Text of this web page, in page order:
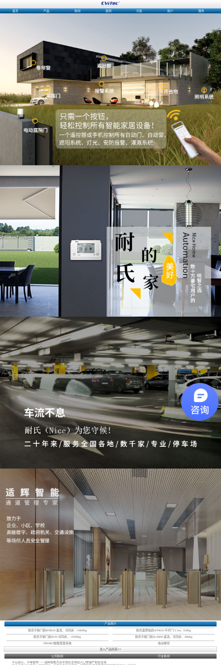
首页 产品 新闻 案例 方案 简介 服务
产品展示
耐氏平移门机ROBUS-直流，可同步, <1000Kg 耐氏直臂电机WINGO-平开门-3.5m, 550Kg
耐氏平移门机RUN-可同步，<2500Kg 耐氏平移门机SLH400-直流，可同步，400Kg
FIBARO智能家居系统
电动卷帘
进入产品频道>>
公司新闻
行业新闻
不忘初心，不辱使命——适辉智能为百年党庆主场出入口管理严把安全关